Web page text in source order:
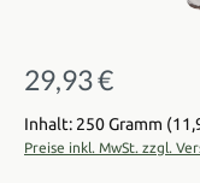
Regulärer Preis:
29,93 €
Inhalt: 250 Gramm
Preise inkl. MwSt. zzgl.